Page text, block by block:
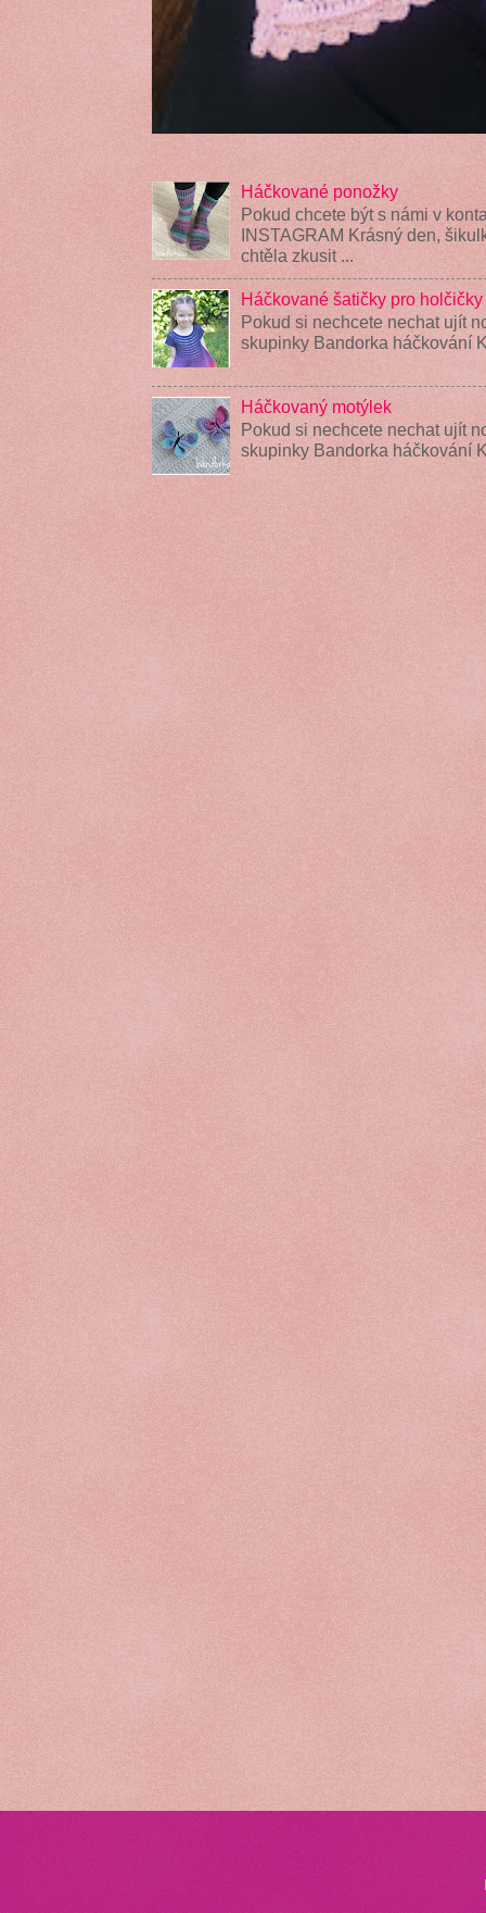
Háčkované ponožky
Pokud chcete být s námi v
INSTAGRAM Krásný den,
chtěla zkusit ...
Háčkované šatičky pro holčičky
Pokud si nechcete nechat ujít
skupinky Bandorka háčkování
Háčkovaný motýlek
Pokud si nechcete nechat ujít
skupinky Bandorka háčkování